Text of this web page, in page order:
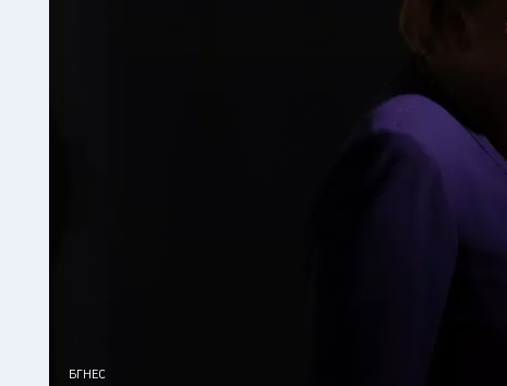
БГНЕС